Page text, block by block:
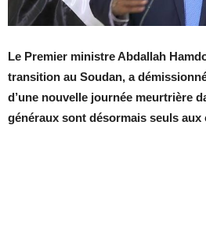
Le Premier ministre Abdallah
transition au Soudan, a
d’une nouvelle journée meurtrière
généraux sont désormais seuls aux